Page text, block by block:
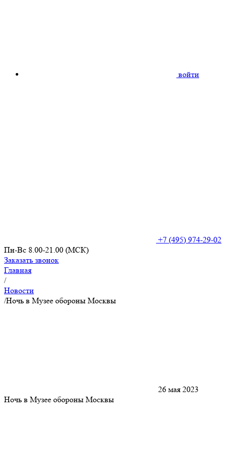
войти
+7 (495) 974-29-02
Пн-Вс 8.00-21.00 (МСК)
Заказать звонок
Главная
/
Новости
/Ночь в Музее обороны Москвы
26 мая 2023
Ночь в Музее обороны Москвы